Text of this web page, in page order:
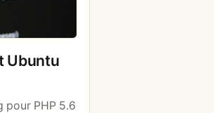
Ubuntu
pour PHP 5.6